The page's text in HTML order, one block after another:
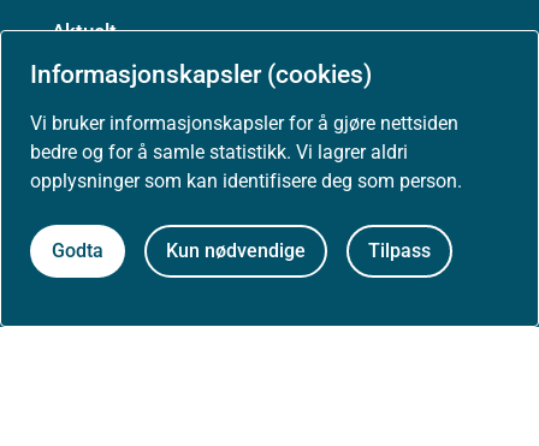
Informasjonskapsler (cookies)
Vi bruker informasjonskapsler for å gjøre nettsiden
bedre og for å samle statistikk. Vi lagrer aldri
opplysninger som kan identifisere deg som person.
Godta Kun nødvendige Tilpass
Aktuelt
Nyheter
Arrangementer
Høringer